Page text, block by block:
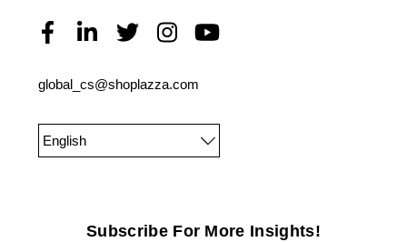
global_cs@shoplazza.com
English
Subscribe For More Insights!